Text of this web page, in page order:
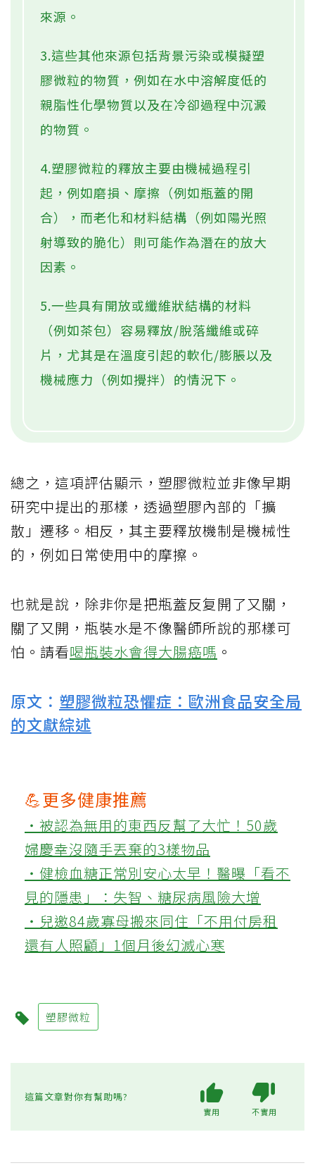
來源。
3.這些其他來源包括背景污染或模擬塑
膠微粒的物質，例如在水中溶解度低的
親脂性化學物質以及在冷卻過程中沉澱
的物質。
4.塑膠微粒的釋放主要由機械過程引
起，例如磨損、摩擦（例如瓶蓋的開
合），而老化和材料結構（例如陽光照
射導致的脆化）則可能作為潛在的放大
因素。
5.一些具有開放或纖維狀結構的材料
（例如茶包）容易釋放/脫落纖維或碎
片，尤其是在溫度引起的軟化/膨脹以及
機械應力（例如攪拌）的情況下。
總之，這項評估顯示，塑膠微粒並非像早期
研究中提出的那樣，透過塑膠內部的「擴
散」遷移。相反，其主要釋放機制是機械性
的，例如日常使用中的摩擦。
也就是說，除非你是把瓶蓋反复開了又關，
關了又開，瓶裝水是不像醫師所說的那樣可
怕。請看喝瓶裝水會得大腸癌嗎 。
原文： 塑膠微粒恐懼症：歐洲食品安全局
的文獻綜述
💪更多健康推薦
‧被認為無用的東西反幫了大忙！50歲
婦慶幸沒隨手丟棄的3樣物品
‧健檢血糖正常別安心太早！醫曝「看不
見的隱患」：失智、糖尿病風險大增
‧兒邀84歲寡母搬來同住「不用付房租
還有人照顧」1個月後幻滅心寒
塑膠微粒
這篇文章對你有幫助嗎?
實用 不實用